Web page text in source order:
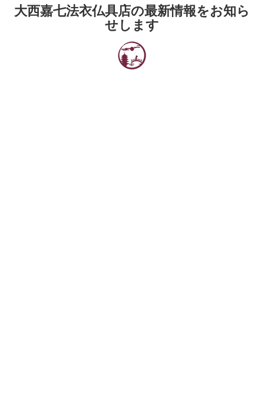
大西嘉七法衣仏具店の最新情報をお知ら
せします